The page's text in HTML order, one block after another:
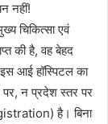
नहीं!
चिकित्सा एवं
की है, वह बेहद
आई हॉस्पिटल का
न प्रदेश स्तर पर
है। बिना